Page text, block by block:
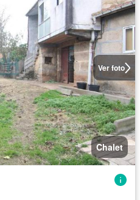
Ver foto
Chalet